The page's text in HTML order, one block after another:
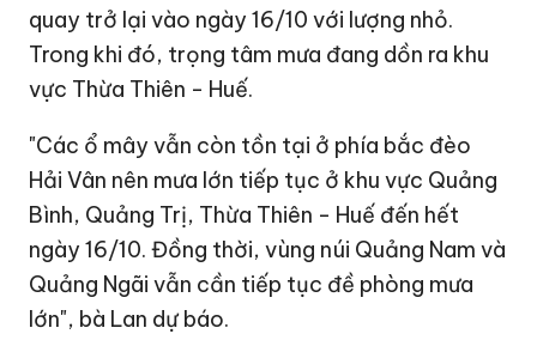
quay trở lại vào ngày 16/10 với lượng nhỏ.
Trong khi đó, trọng tâm mưa đang dồn ra khu
vực Thừa Thiên - Huế.
"Các ổ mây vẫn còn tồn tại ở phía bắc đèo
Hải Vân nên mưa lớn tiếp tục ở khu vực Quảng
Bình, Quảng Trị, Thừa Thiên - Huế đến hết
ngày 16/10. Đồng thời, vùng núi Quảng Nam và
Quảng Ngãi vẫn cần tiếp tục đề phòng mưa
lớn", bà Lan dự báo.